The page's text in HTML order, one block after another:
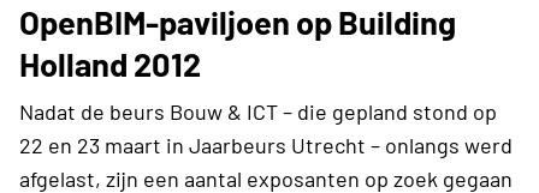
OpenBIM-paviljoen op Building
Holland 2012
Nadat de beurs Bouw & ICT – die gepland stond op
22 en 23 maart in Jaarbeurs Utrecht – onlangs werd
afgelast, zijn een aantal exposanten op zoek gegaan